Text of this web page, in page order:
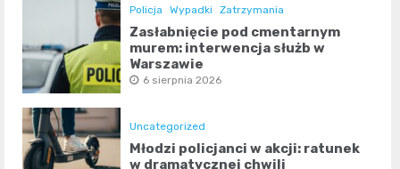
Policja Wypadki Zatrzymania
Zasłabnięcie pod cmentarnym
murem: interwencja służb w
Warszawie
6 sierpnia 2026
Uncategorized
Młodzi policjanci w akcji: ratunek
w dramatycznej chwili